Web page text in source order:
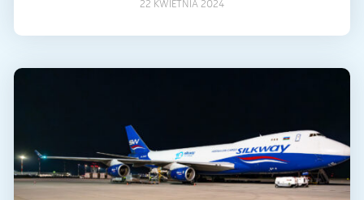
22 KWIETNIA 2024